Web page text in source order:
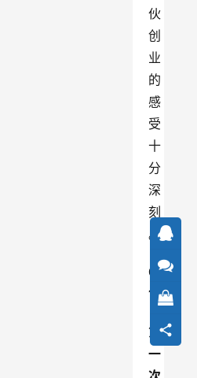
伙
创
业
的
感
受
十
分
深
刻
。
0
1
第
一